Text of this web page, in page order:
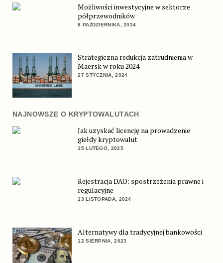
Możliwości inwestycyjne w sektorze
półprzewodników
8 PAŹDZIERNIKA, 2024
Strategiczna redukcja zatrudnienia w
Maersk w roku 2024
27 STYCZNIA, 2024
NAJNOWSZE O KRYPTOWALUTACH
Jak uzyskać licencję na prowadzenie
giełdy kryptowalut
15 LUTEGO, 2025
Rejestracja DAO: spostrzeżenia prawne i
regulacyjne
13 LISTOPADA, 2024
Alternatywy dla tradycyjnej bankowości
12 SIERPNIA, 2023